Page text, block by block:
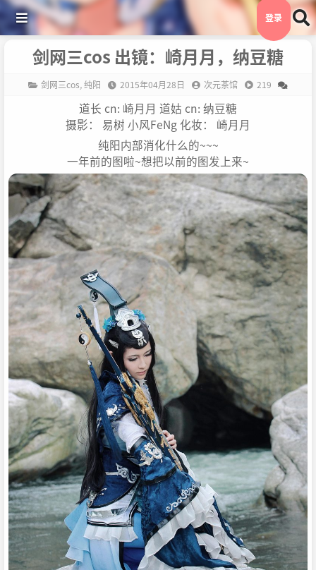
登录
剑网三cos 出镜：崎月月，纳豆糖
剑网三cos,纯阳 2015年04月28日 次元茶馆 219
道长 cn: 崎月月 道姑 cn: 纳豆糖
摄影： 易树 小风FeNg 化妆： 崎月月
纯阳内部消化什么的~~~
一年前的图啦~想把以前的图发上来~